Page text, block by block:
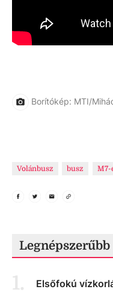
Borítókép: MTI/
Volánbusz busz M7-
Legnépszerűbb
1. Elsőfokú